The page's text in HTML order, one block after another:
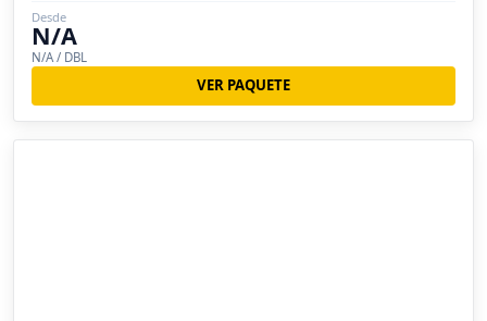
Desde
N/A
N/A / DBL
VER PAQUETE